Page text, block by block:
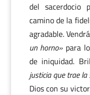
del sacerdocio
camino de la
agradable.
un horno» para
de iniquidad.
justicia que trae
Dios con su